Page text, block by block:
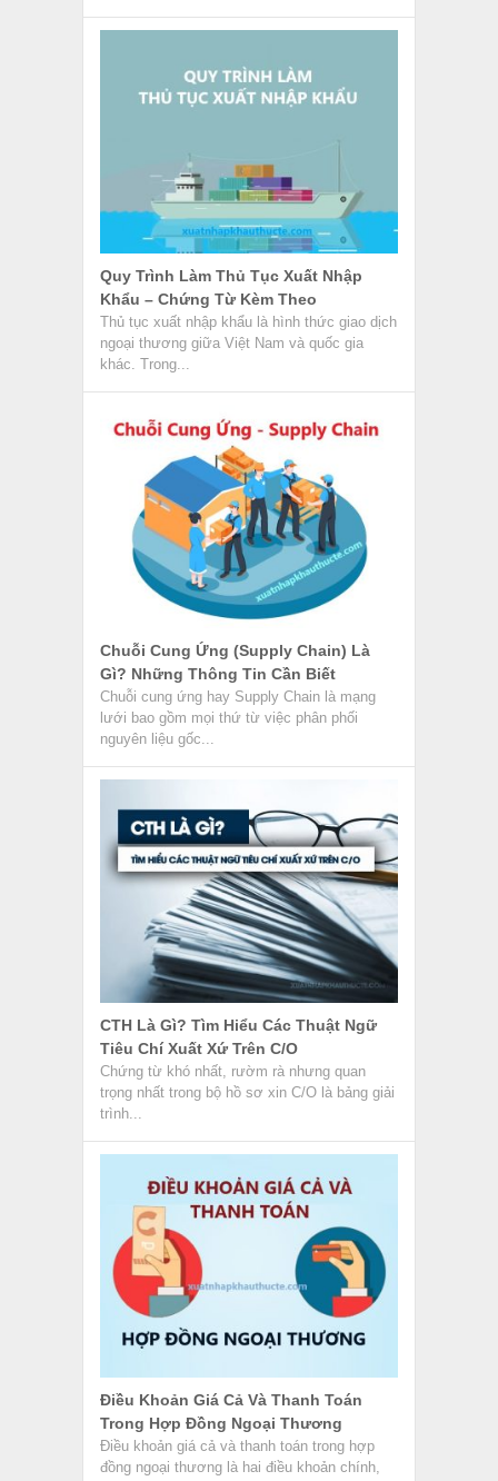
Quy Trình Làm Thủ Tục Xuất Nhập
Khẩu – Chứng Từ Kèm Theo
Thủ tục xuất nhập khẩu là hình thức giao dịch
ngoại thương giữa Việt Nam và quốc gia
khác. Trong...
Chuỗi Cung Ứng (Supply Chain) Là
Gì? Những Thông Tin Cần Biết
Chuỗi cung ứng hay Supply Chain là mạng
lưới bao gồm mọi thứ từ việc phân phối
nguyên liệu gốc...
CTH Là Gì? Tìm Hiểu Các Thuật Ngữ
Tiêu Chí Xuất Xứ Trên C/O
Chứng từ khó nhất, rườm rà nhưng quan
trọng nhất trong bộ hồ sơ xin C/O là bảng giải
trình...
Điều Khoản Giá Cả Và Thanh Toán
Trong Hợp Đồng Ngoại Thương
Điều khoản giá cả và thanh toán trong hợp
đồng ngoại thương là hai điều khoản chính,